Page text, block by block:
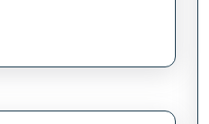
粉